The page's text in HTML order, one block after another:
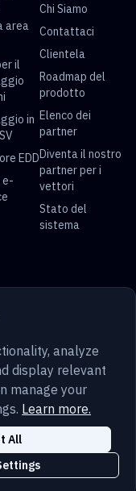
analyze
display relevant
manage your
Learn more.
All
area
il
in
EDD
e-
Chi Siamo
Contattaci
Clientela
Roadmap del
prodotto
Elenco dei
partner
Diventa il nostro
partner per i
vettori
Stato del
sistema
Australia Post
sito
dei cookie